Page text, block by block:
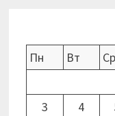
Пн
Вт Ср
3
4